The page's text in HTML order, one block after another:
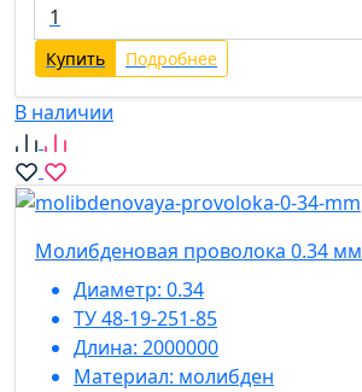
Купить Подробнее
В наличии
Молибденовая проволока 0.34 мм
Диаметр: 0.34
ТУ 48-19-251-85
Длина: 2000000
Материал: молибден